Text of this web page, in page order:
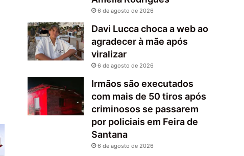
6 de agosto de 2026
Davi Lucca choca a web ao
agradecer à mãe após
viralizar
6 de agosto de 2026
Irmãos são executados
com mais de 50 tiros após
criminosos se passarem
por policiais em Feira de
Santana
6 de agosto de 2026